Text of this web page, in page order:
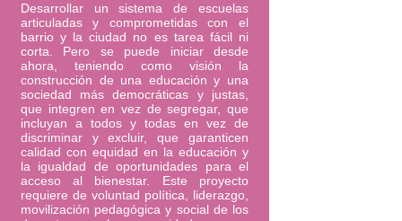
Desarrollar un sistema de escuelas
articuladas y comprometidas con el
barrio y la ciudad no es tarea fácil ni
corta. Pero se puede iniciar desde
ahora, teniendo como visión la
construcción de una educación y una
sociedad más democráticas y justas,
que integren en vez de segregar, que
incluyan a todos y todas en vez de
discriminar y excluir, que garanticen
calidad con equidad en la educación y
la igualdad de oportunidades para el
acceso al bienestar. Este proyecto
requiere de voluntad política, liderazgo,
movilización pedagógica y social de los